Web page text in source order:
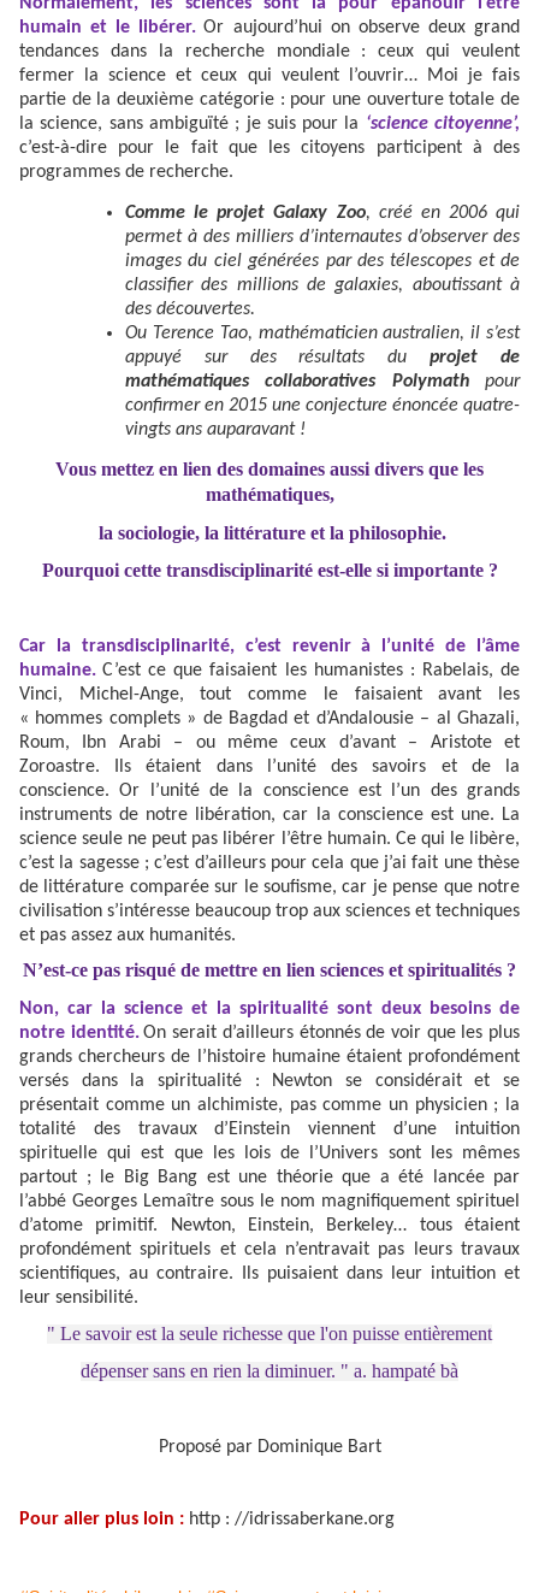
humain et le libérer. Or aujourd’hui on observe deux grand
tendances dans la recherche mondiale : ceux qui veulent
fermer la science et ceux qui veulent l’ouvrir… Moi je fais
partie de la deuxième catégorie : pour une ouverture totale de
la science, sans ambiguïté ; je suis pour la ‘science citoyenne’,
c’est-à-dire pour le fait que les citoyens participent à des
programmes de recherche.
Comme le projet Galaxy Zoo, créé en 2006 qui
permet à des milliers d’internautes d’observer des
images du ciel générées par des télescopes et de
classifier des millions de galaxies, aboutissant à
des découvertes.
Ou Terence Tao, mathématicien australien, il s’est
appuyé sur des résultats duprojet de
mathématiques collaboratives Polymathpour
confirmer en 2015 une conjecture énoncée quatre-
vingts ans auparavant !
Vous mettez en lien des domaines aussi divers que les
mathématiques,
la sociologie, la littérature et la philosophie.
Pourquoi cette transdisciplinarité est-elle si importante ?
Car la transdisciplinarité, c’est revenir à l’unité de l’âme
humaine. C’est ce que faisaient les humanistes : Rabelais, de
Vinci, Michel-Ange, tout comme le faisaient avant les
« hommes complets » de Bagdad et d’Andalousie – al Ghazali,
Roum, Ibn Arabi – ou même ceux d’avant – Aristote et
Zoroastre. Ils étaient dans l’unité des savoirs et de la
conscience. Or l’unité de la conscience est l’un des grands
instruments de notre libération, car la conscience est une. La
science seule ne peut pas libérer l’être humain. Ce qui le libère,
c’est la sagesse ; c’est d’ailleurs pour cela que j’ai fait une thèse
de littérature comparée sur le soufisme, car je pense que notre
civilisation s’intéresse beaucoup trop aux sciences et techniques
et pas assez aux humanités.
N’est-ce pas risqué de mettre en lien sciences et spiritualités ?
Non, car la science et la spiritualité sont deux besoins de
notre identité. On serait d’ailleurs étonnés de voir que les plus
grands chercheurs de l’histoire humaine étaient profondément
versés dans la spiritualité : Newton se considérait et se
présentait comme un alchimiste, pas comme un physicien ; la
totalité des travaux d’Einstein viennent d’une intuition
spirituelle qui est que les lois de l’Univers sont les mêmes
partout ; le Big Bang est une théorie que a été lancée par
l’abbé Georges Lemaître sous le nom magnifiquement spirituel
d’atome primitif. Newton, Einstein, Berkeley… tous étaient
profondément spirituels et cela n’entravait pas leurs travaux
scientifiques, au contraire. Ils puisaient dans leur intuition et
leur sensibilité.
" Le savoir est la seule richesse que l'on puisse entièrement
dépenser sans en rien la diminuer. " a. hampaté bà
Proposé par Dominique Bart
Pour aller plus loin : http : //idrissaberkane.org